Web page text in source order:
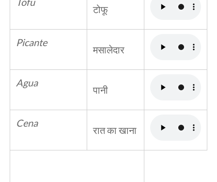
टोफू
Picante
मसालेदार
Agua
पानी
Cena
रात का खाना